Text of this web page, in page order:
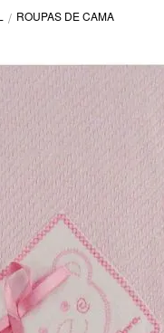
ROUPAS DE CAMA